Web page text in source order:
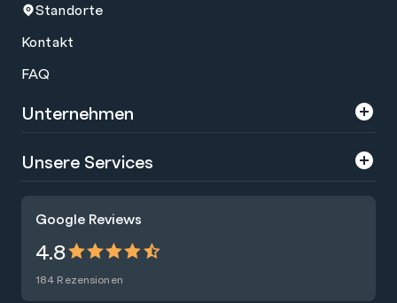
Google Reviews
4.8
184 Rezensionen
Standorte
Kontakt
FAQ
Unternehmen
Über uns
Presse
Nachhaltigkeit
Blog
Unsere Services
Zertifizierungen